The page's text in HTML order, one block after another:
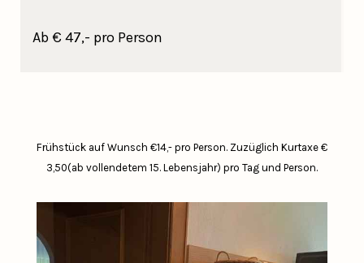
Ab € 47,- pro Person
Frühstück auf Wunsch €14,- pro Person. Zuzüglich Kurtaxe €
3,50(ab vollendetem 15. Lebensjahr) pro Tag und Person.